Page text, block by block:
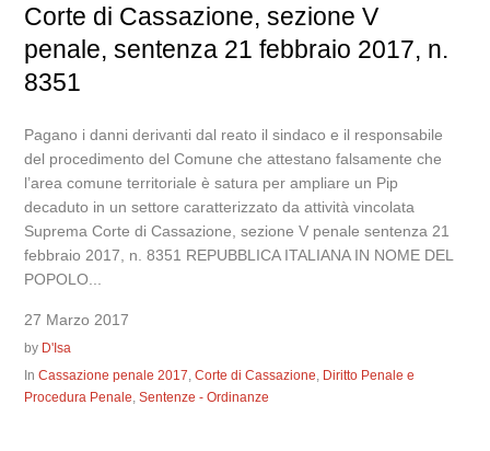
Corte di Cassazione, sezione V
penale, sentenza 21 febbraio 2017, n.
8351
Pagano i danni derivanti dal reato il sindaco e il responsabile
del procedimento del Comune che attestano falsamente che
l’area comune territoriale è satura per ampliare un Pip
decaduto in un settore caratterizzato da attività vincolata
Suprema Corte di Cassazione, sezione V penale sentenza 21
febbraio 2017, n. 8351 REPUBBLICA ITALIANA IN NOME DEL
POPOLO...
27 Marzo 2017
by D'Isa
InCassazione penale 2017,Corte di Cassazione, Diritto Penale e
Procedura Penale,Sentenze - Ordinanze